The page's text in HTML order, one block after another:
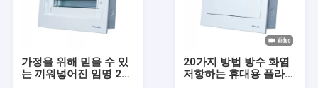
가정을 위해 믿을 수 있
는 끼워넣어진 임명 20
20가지 방법 방수 화염
저항하는 휴대용 플라스